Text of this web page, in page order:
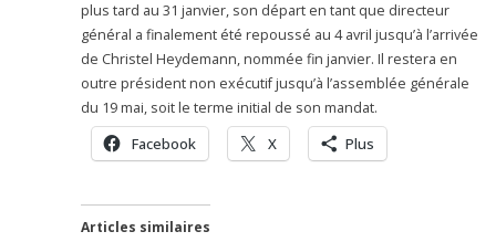
plus tard au 31 janvier, son départ en tant que directeur
général a finalement été repoussé au 4 avril jusqu’à l’arrivée
de Christel Heydemann, nommée fin janvier. Il restera en
outre président non exécutif jusqu’à l’assemblée générale
du 19 mai, soit le terme initial de son mandat.
Facebook X Plus
Articles similaires